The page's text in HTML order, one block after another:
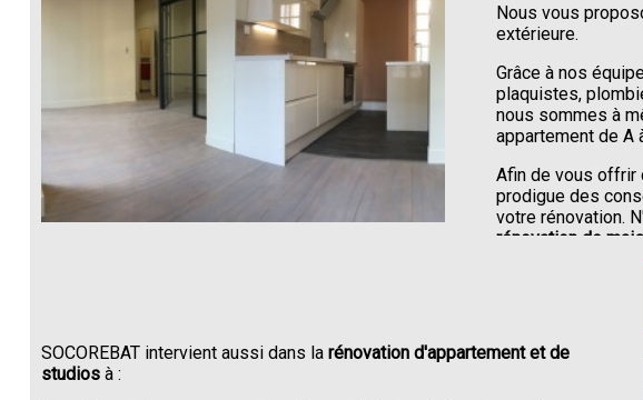
Nous vous
extérieure.
Grâce à nos
plaquistes,
nous sommes à
appartement de A
Afin de vous offrir
prodigue des
votre rénovation.
rénovation de
SOCOREBAT intervient aussi dans la rénovation d'appartement et de
studiosà :